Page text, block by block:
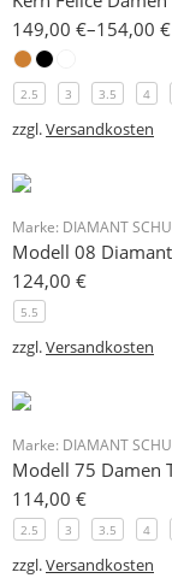
149,00 €–154,00 €
2.5 3 3.5 4
zzgl.Versandkosten
Marke: DIAMANT
Modell 08
124,00 €
5.5
zzgl.Versandkosten
Marke: DIAMANT
Modell 75 Damen
114,00 €
2.5 3 3.5 4
zzgl.Versandkosten